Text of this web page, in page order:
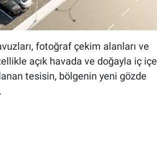
fotoğraf çekim alanları ve
açık havada ve doğayla iç içe
tesisin, bölgenin yeni gözde